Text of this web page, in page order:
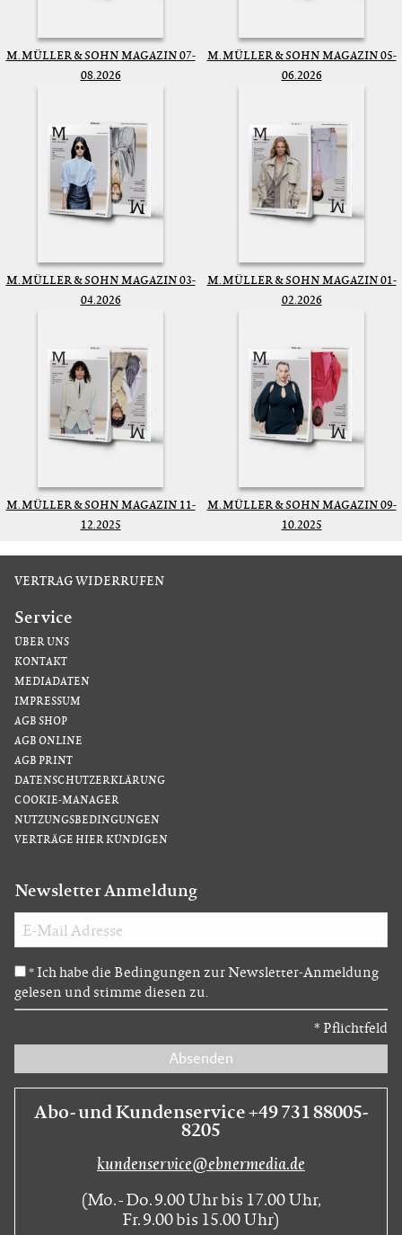
M. MÜLLER & SOHN MAGAZIN 07-
08.2026
M. MÜLLER & SOHN MAGAZIN 05-
06.2026
M. MÜLLER & SOHN MAGAZIN 03-
04.2026
M. MÜLLER & SOHN MAGAZIN 01-
02.2026
M. MÜLLER & SOHN MAGAZIN 11-
12.2025
M. MÜLLER & SOHN MAGAZIN 09-
10.2025
VERTRAG WIDERRUFEN
Service
ÜBER UNS
KONTAKT
MEDIADATEN
IMPRESSUM
AGB SHOP
AGB ONLINE
AGB PRINT
DATENSCHUTZERKLÄRUNG
COOKIE-MANAGER
NUTZUNGSBEDINGUNGEN
VERTRÄGE HIER KÜNDIGEN
Newsletter Anmeldung
* Ich habe die Bedingungen zur Newsletter-Anmeldung
gelesen und stimme diesen zu.
* Pflichtfeld
Absenden
Abo- und Kundenservice +49 731 88005-
8205
kundenservice@ebnermedia.de
(Mo. - Do. 9.00 Uhr bis 17.00 Uhr,
Fr. 9.00 bis 15.00 Uhr)